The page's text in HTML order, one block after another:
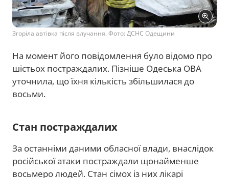
Згоріла автівка після влучання. Фото: ДСНС Одещини
На момент його повідомлення було відомо про
шістьох постраждалих. Пізніше Одеська ОВА
уточнила, що їхня кількість збільшилася до
восьми.
Стан постраждалих
За останніми даними обласної влади, внаслідок
російської атаки постраждали щонайменше
восьмеро людей. Стан сімох із них лікарі